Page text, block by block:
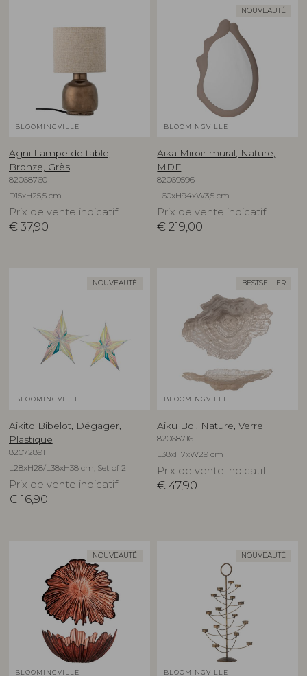
BLOOMINGVILLE
Agni Lampe de table,
Bronze, Grès
82068760
D15xH25,5 cm
Prix de vente indicatif
€ 37,90
NOUVEAUTÉ
BLOOMINGVILLE
Aika Miroir mural, Nature,
MDF
82069596
L60xH94xW3,5 cm
Prix de vente indicatif
€ 219,00
NOUVEAUTÉ
BLOOMINGVILLE
Aikito Bibelot, Dégager,
Plastique
82072891
L28xH28/L38xH38 cm, Set of 2
Prix de vente indicatif
€ 16,90
BESTSELLER
BLOOMINGVILLE
Aiku Bol, Nature, Verre
82068716
L38xH7xW29 cm
Prix de vente indicatif
€ 47,90
NOUVEAUTÉ
BLOOMINGVILLE
NOUVEAUTÉ
BLOOMINGVILLE